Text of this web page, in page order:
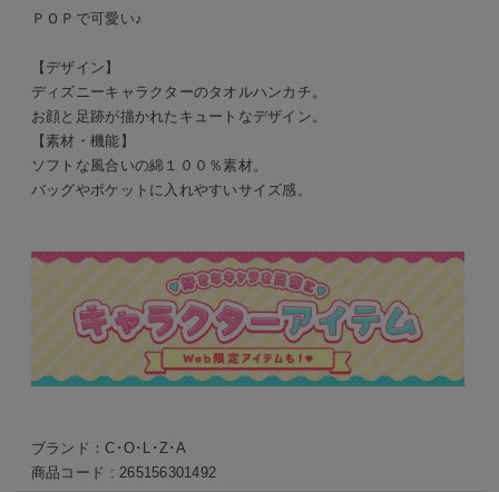
ＰＯＰで可愛い♪
【デザイン】
ディズニーキャラクターのタオルハンカチ。
お顔と足跡が描かれたキュートなデザイン。
【素材・機能】
ソフトな風合いの綿１００％素材。
バッグやポケットに入れやすいサイズ感。
ブランド：C･O･L･Z･A
商品コード :265156301492